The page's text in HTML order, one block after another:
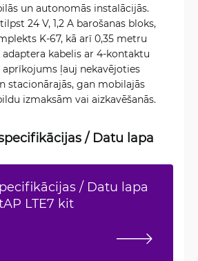
un autonomās instalācijās.
24 V, 1,2 A barošanas bloks,
K-67, kā arī 0,35 metru
kabelis ar 4-kontaktu
aprīkojums ļauj nekavējoties
stacionārajās, gan mobilajās
izmaksām vai aizkavēšanās.
/ Datu lapa
/ Datu lapa
LTE7 kit